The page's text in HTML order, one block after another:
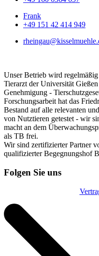
Frank
+49 151 42 414 949
Unser Betrieb wird
Tierarzt der Universität
Genehmigung -
Forschungsarbeit hat das
Bestand auf alle relevanten
von Nutztieren getestet - wir
macht an dem
als TB frei.
Wir sind zertifizierter Partner
qualifizierter Begegnungshof
Folgen Sie uns